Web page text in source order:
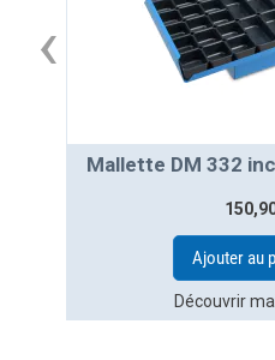
Mallette DM 332
Ajouter au
Découvrir
‹